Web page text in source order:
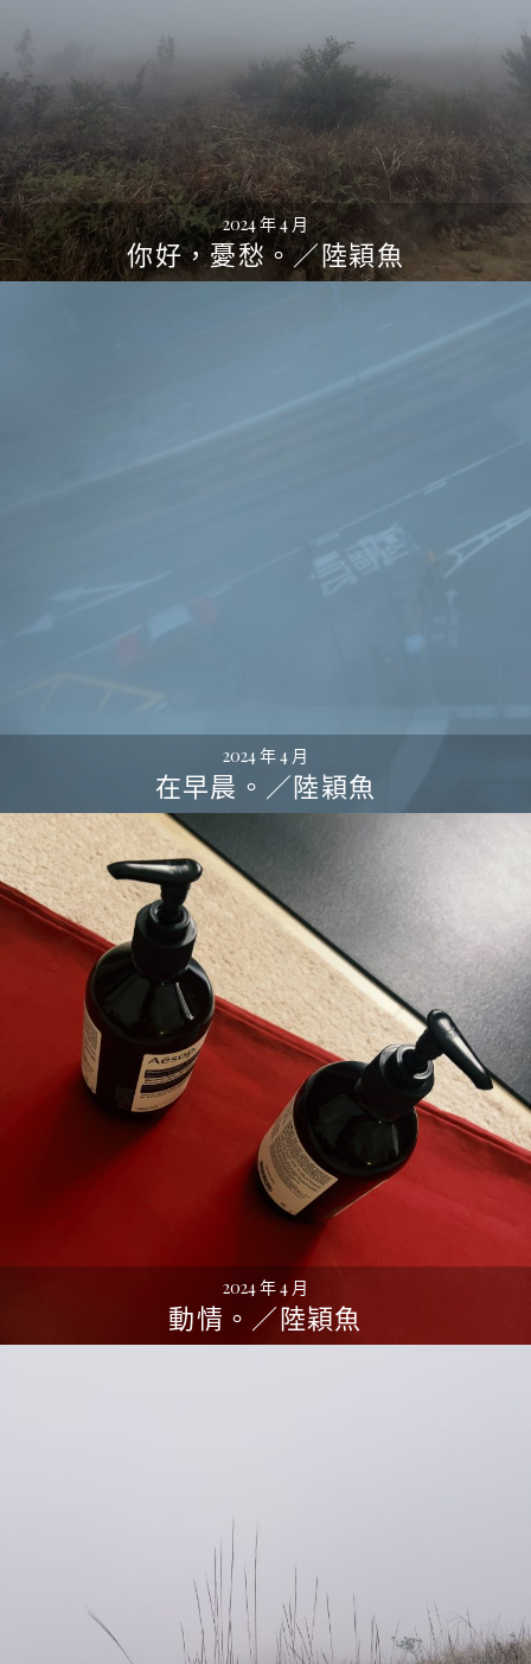
2024 年 4 月
你好，憂愁。／陸穎魚
2024 年 4 月
在早晨。／陸穎魚
2024 年 4 月
動情。／陸穎魚